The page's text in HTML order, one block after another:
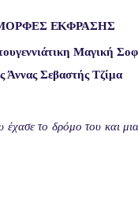
ΕΚΦΡΑΣΗΣ
Μαγική
Άννας ΣεβαστήςΤζίμα
έχασε το δρόμο του και